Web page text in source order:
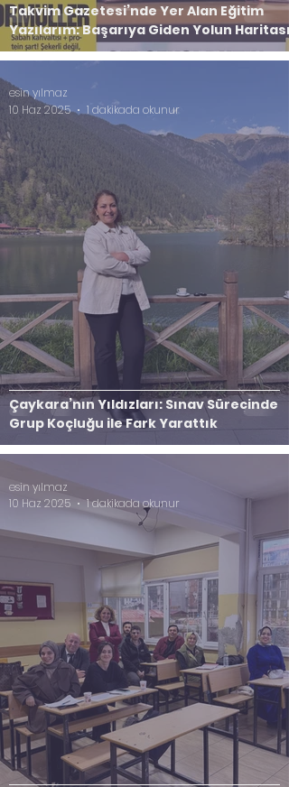
Takvim Gazetesi’nde Yer Alan Eğitim
Yazılarım: Başarıya Giden Yolun Haritası
Çaykara’nın Yıldızları: Sınav Sürecinde
Grup Koçluğu ile Fark Yarattık
esin yılmaz
10 Haz 2025
1 dakikada okunur
esin yılmaz
10 Haz 2025
1 dakikada okunur